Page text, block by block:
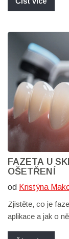
FAZETA U
OŠETŘENÍ
od Kristýna
Zjistěte, co je
aplikace a jak o